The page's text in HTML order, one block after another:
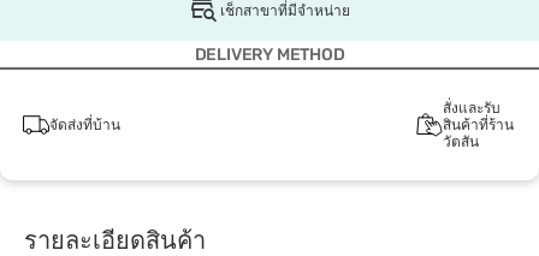
เช็กสาขาที่มีจำหน่าย
DELIVERY METHOD
จัดส่งที่บ้าน
สั่งและรับ
สินค้าที่ร้าน
วัตสัน
รายละเอียดสินค้า